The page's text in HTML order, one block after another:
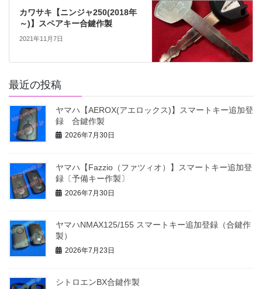
カワサキ【ニンジャ250(2018年
～)】スペアキー合鍵作製
2021年11月7日
最近の投稿
ヤマハ【AEROX(アエロックス)】スマートキー追加登
録 合鍵作製
2026年7月30日
ヤマハ【Fazzio（ファツィオ）】スマートキー追加登
録〔予備キー作製〕
2026年7月30日
ヤマハNMAX125/155 スマートキー追加登録（合鍵作
製）
2026年7月23日
シトロエンBX合鍵作製